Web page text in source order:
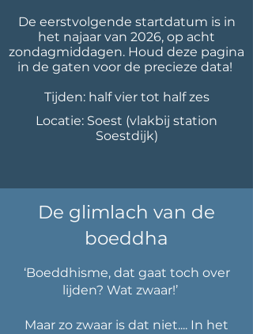
De eerstvolgende startdatum is in
het najaar van 2026, op acht
zondagmiddagen. Houd deze pagina
in de gaten voor de precieze data!
Tijden: half vier tot half zes
Locatie: Soest (vlakbij station
Soestdijk)
De glimlach van de
boeddha
‘Boeddhisme, dat gaat toch over
lijden? Wat zwaar!’
Maar zo zwaar is dat niet.... In het